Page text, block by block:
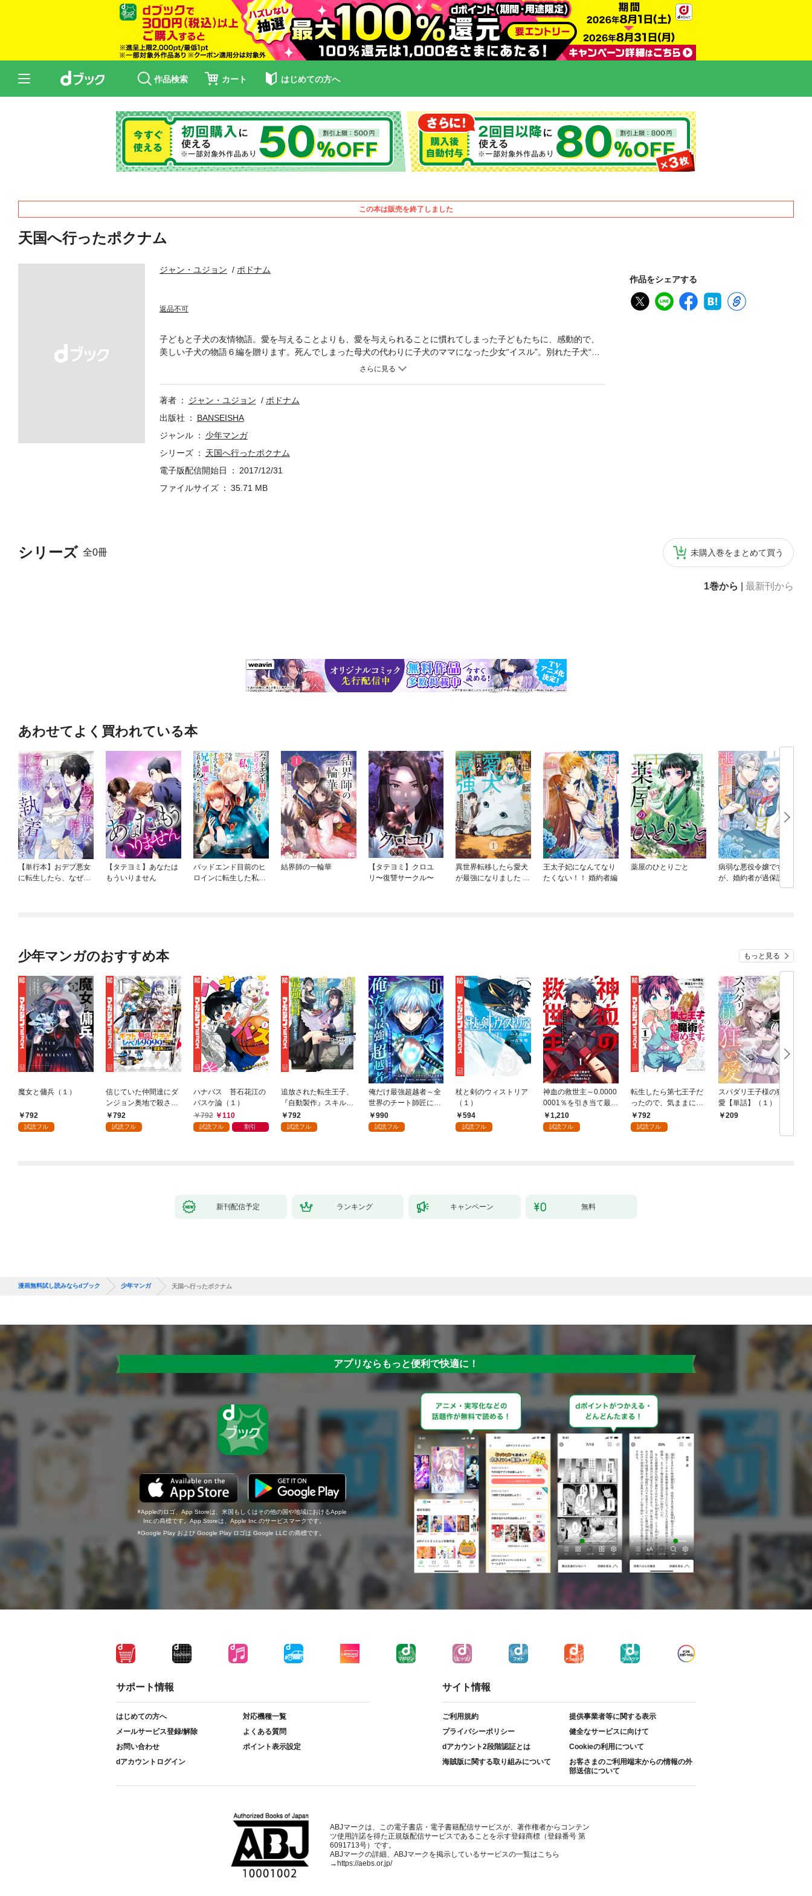
作品検索 カート はじめての方へ
この本は販売を終了しました
天国へ行ったポクナム
ジャン・ユジョン ポドナム
返品不可
作品をシェアする
シリーズ 全0冊 未購入巻をまとめて買う
1巻から 最新刊から
子どもと子犬の友情物語。愛を与えることよりも、愛を与えられることに慣れてしまった子どもたちに、感動的で、
美しい子犬の物語６編を贈ります。死んでしまった母犬の代わりに子犬のママになった少女“イスル”。別れた子犬“ク
ムトン”を忘れずに、夜ごと子犬のもとへ行く“ヨンホ”。山荘管理人のおじさんを手伝い、山道を案内する“トック”。
と感情をありのままに描きました。この本を読めば、いつのまにか目頭は熱く、心はあたたかくなるでしょう。
著者 ジャン・ユジョン
ポドナム
出版社
BANSEISHA
ジャンル
少年マンガ
シリーズ
天国へ行ったポクナム
電子版配信開始日
2017/12/31
ファイルサイズ
35.71 MB
あわせてよく買われている本
【単行本】おデブ悪女
に転生したら、なぜか
【タテヨミ】あなたは
もういりません
バッドエンド目前のヒ
ロインに転生した私、
結界師の一輪華
【タテヨミ】クロユ
リ〜復讐サークル〜
異世界転移したら愛犬
が最強になりました ～
王太子妃になんてなり
たくない！！ 婚約者編
薬屋のひとりごと
病弱な悪役令嬢です
が、婚約者が過保護す
ぎて逃げ出したい(私た
少年マンガのおすすめ本 もっと見る
魔女と傭兵（１）
792
試読フル
信じていた仲間達にダ
ンジョン奥地で殺され
かけたがギフト『無限
ガチャ』でレベル９９
792
試読フル
ハナバス 苔石花江の
バスケ論（１）
792
110
試読フル 割引
追放された転生王子、
『自動製作』スキルで
領地を爆速で開拓し最
強の村を作ってしまう
792
試読フル
俺だけ最強超越者～全
世界のチート師匠に認
められた～【単行本】
（１）
990
試読フル
杖と剣のウィストリア
（１）
594
試読フル
神血の救世主～0.0000
0001％を引き当て最強
へ～【電子書籍特典
付】（１）
1,210
試読フル
転生したら第七王子だ
ったので、気ままに魔
術を極めます（１）
792
試読フル
スパダリ王子様の狂い
愛【単話】（１）
209
新刊配信予定 ランキング キャンペーン 無料
漫画無料試し読みならdブック 少年マンガ 天国へ行ったポクナム
アプリならもっと便利で快適に！
Appleのロゴ、App Storeは、米国もしくはその他の国や地域におけるApple
Inc.の商標です。App Storeは、Apple Inc.のサービスマークです。
Google Play および Google Play ロゴは Google LLC の商標です。
サポート情報
はじめての方へ
対応機種一覧
メールサービス登録/解除
よくある質問
お問い合わせ
ポイント表示設定
dアカウントログイン
サイト情報
ご利用規約
提供事業者等に関する表示
プライバシーポリシー
健全なサービスに向けて
dアカウント2段階認証とは
Cookieの利用について
海賊版に関する取り組みについて
お客さまのご利用端末からの情報の外
部送信について
ABJマークは、この電子書店・電子書籍配信サービスが、著作権者からコンテン
ツ使用許諾を得た正規版配信サービスであることを示す登録商標（登録番号 第
6091713号）です。
ABJマークの詳細、ABJマークを掲示しているサービスの一覧はこちら
→ https://aebs.or.jp/